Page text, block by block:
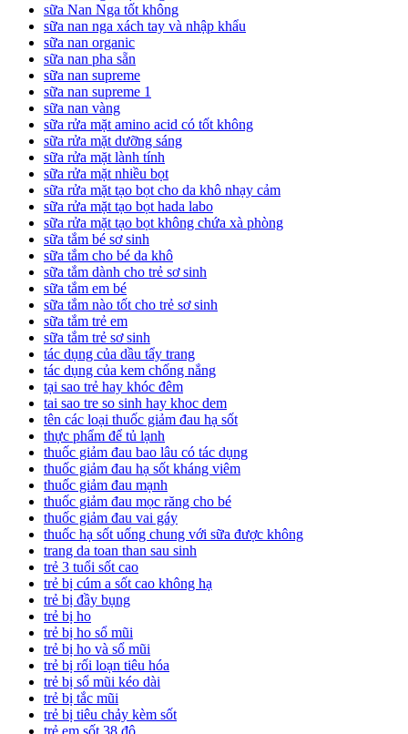
sữa Nan Nga tốt không
sữa nan nga xách tay và nhập khẩu
sữa nan organic
sữa nan pha sẵn
sữa nan supreme
sữa nan supreme 1
sữa nan vàng
sữa rửa mặt amino acid có tốt không
sữa rửa mặt dưỡng sáng
sữa rửa mặt lành tính
sữa rửa mặt nhiều bọt
sữa rửa mặt tạo bọt cho da khô nhạy cảm
sữa rửa mặt tạo bọt hada labo
sữa rửa mặt tạo bọt không chứa xà phòng
sữa tắm bé sơ sinh
sữa tắm cho bé da khô
sữa tắm dành cho trẻ sơ sinh
sữa tắm em bé
sữa tắm nào tốt cho trẻ sơ sinh
sữa tắm trẻ em
sữa tắm trẻ sơ sinh
tác dụng của dầu tẩy trang
tác dụng của kem chống nắng
tại sao trẻ hay khóc đêm
tai sao tre so sinh hay khoc dem
tên các loại thuốc giảm đau hạ sốt
thực phẩm để tủ lạnh
thuốc giảm đau bao lâu có tác dụng
thuốc giảm đau hạ sốt kháng viêm
thuốc giảm đau mạnh
thuốc giảm đau mọc răng cho bé
thuốc giảm đau vai gáy
thuốc hạ sốt uống chung với sữa được không
trang da toan than sau sinh
trẻ 3 tuổi sốt cao
trẻ bị cúm a sốt cao không hạ
trẻ bị đầy bụng
trẻ bị ho
trẻ bị ho sổ mũi
trẻ bị ho và sổ mũi
trẻ bị rối loạn tiêu hóa
trẻ bị sổ mũi kéo dài
trẻ bị tắc mũi
trẻ bị tiêu chảy kèm sốt
trẻ em sốt 38 độ